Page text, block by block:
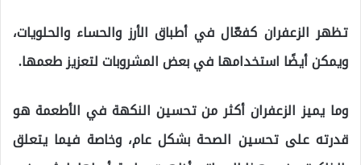
تظهر الزعفران كفعّال في أطباق الأرز والحساء والحلويات،
ويمكن أيضًا استخدامها في بعض المشروبات لتعزيز طعمها.
وما يميز الزعفران أكثر من تحسين النكهة في الأطعمة هو
قدرته على تحسين الصحة بشكل عام، وخاصة فيما يتعلق